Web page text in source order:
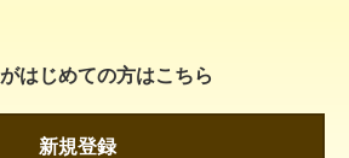
はじめての方はこちら
新規登録